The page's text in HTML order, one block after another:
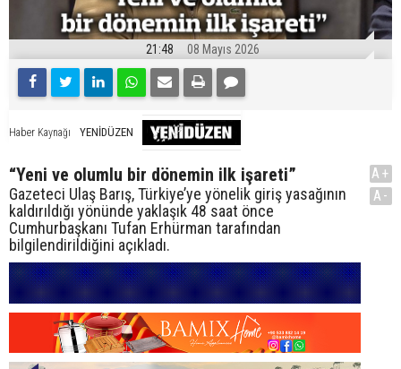
21:48 08 Mayıs 2026
Haber Kaynağı YENİDÜZEN
“Yeni ve olumlu bir dönemin ilk işareti”
Gazeteci Ulaş Barış, Türkiye’ye yönelik giriş yasağının
kaldırıldığı yönünde yaklaşık 48 saat önce
Cumhurbaşkanı Tufan Erhürman tarafından
bilgilendirildiğini açıkladı.
A+
A-